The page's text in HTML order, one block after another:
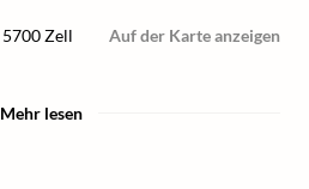
5700Zell
Auf der Karte anzeigen
Mehr lesen